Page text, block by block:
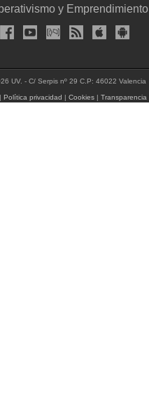
y Emprendimiento
UV. - C/ Serpis nº 29 C.P: 46022 Valencia
Política privacidad |Cookies |Transparencia